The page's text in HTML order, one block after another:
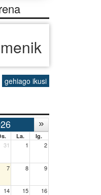
gehiago ikusi
La. Ig.
31 1 2
7 8 9
14 15 16